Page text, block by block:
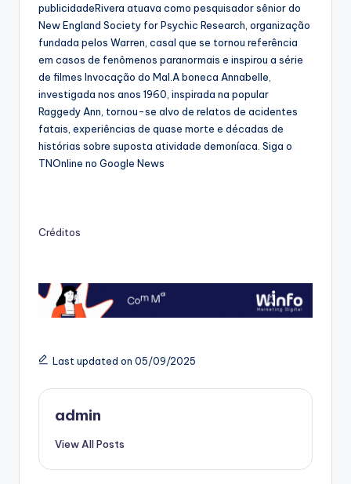
publicidadeRivera atuava como pesquisador sênior do
New England Society for Psychic Research, organização
fundada pelos Warren, casal que se tornou referência
em casos de fenômenos paranormais e inspirou a série
de filmes Invocação do Mal.A boneca Annabelle,
investigada nos anos 1960, inspirada na popular
Raggedy Ann, tornou-se alvo de relatos de acidentes
fatais, experiências de quase morte e décadas de
histórias sobre suposta atividade demoníaca. Siga o
TNOnline no Google News
Créditos
Last updated on 05/09/2025
admin
View All Posts